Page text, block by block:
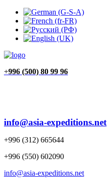
+996 (500) 80 99 96
info@asia-expeditions.net
+996 (312) 665644
+996 (550) 602090
info@asia-expeditions.net